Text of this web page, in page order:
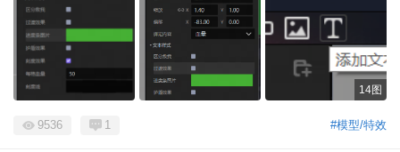
14图
#模型/特效
9536 1